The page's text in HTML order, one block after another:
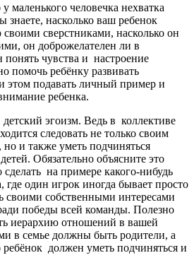
маленького человечка нехватка
насколько ваш ребенок
сверстниками, насколько он
он доброжелателен ли в
чувства и настроение
помочь ребёнку развивать
этом подавать личный пример и
ребенка.
эгоизм. Ведь в коллективе
следовать не только своим
и также уметь подчиняться
Обязательно объясните это
сделать на примере какого-нибудь
где один игрок иногда бывает просто
своими собственными интересами
победы всей команды. Полезно
иерархию отношений в вашей
в семье должны быть родители, а
должен уметь подчиняться и